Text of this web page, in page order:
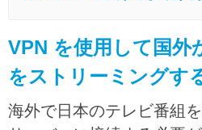
VPN を使用して国外
をストリーミングす
海外で日本のテレビ番組